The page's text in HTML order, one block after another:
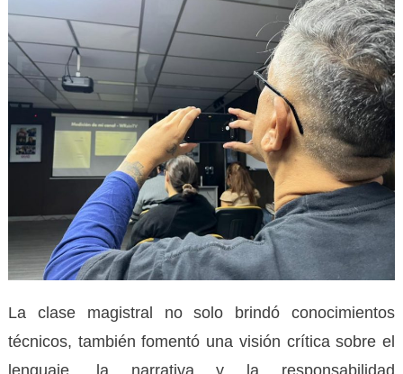
La clase magistral no solo brindó conocimientos
técnicos, también fomentó una visión crítica sobre el
lenguaje, la narrativa y la responsabilidad